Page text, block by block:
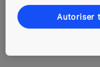
+353 1 556 9729Autoriser